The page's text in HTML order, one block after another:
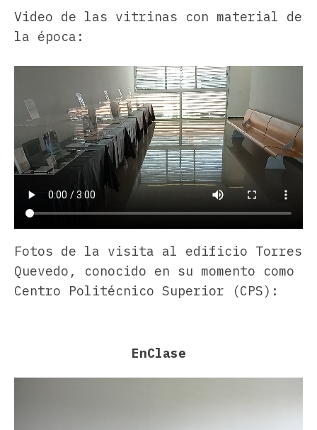
Video de las vitrinas con material de
la época:
Fotos de la visita al edificio Torres
Quevedo, conocido en su momento como
Centro Politécnico Superior (CPS):
EnClase